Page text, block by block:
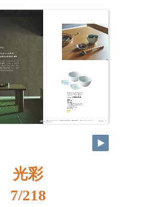
光彩
7/218